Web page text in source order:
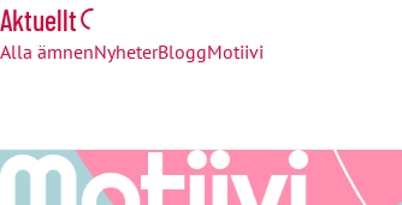
Aktuellt
Alla ämnenNyheterBloggMotiivi